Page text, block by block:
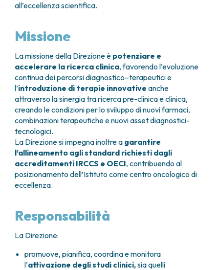
CONSULENZE
DIETETICA E NUTRIZIONE CLINICA
GENETICA MEDICA
PNEUMOLOGIA
PSICOLOGIA
TERAPIA DEL DOLORE E CURE PALLIATIVE
ALTRE CONSULENZE
RICERCA CLINICA
RICERCA CLINICA E INNOVAZIONE
UNITÀ CLINICA DI FASE I
CLINICAL RESEARCH UNIT (CRU)
all’eccellenza scientifica.
Missione
La missione della Direzione è potenziare e
accelerare la ricerca clinica, favorendo l’evoluzione
continua dei percorsi diagnostico–terapeutici e
l’introduzione di terapie innovative anche
attraverso la sinergia tra ricerca pre-clinica e clinica,
creando le condizioni per lo sviluppo di nuovi farmaci,
combinazioni terapeutiche e nuovi asset diagnostici-
tecnologici.
La Direzione si impegna inoltre a garantire
l’allineamento agli standard richiesti dagli
accreditamenti IRCCS e OECI, contribuendo al
posizionamento dell’Istituto come centro oncologico di
eccellenza.
Responsabilità
La Direzione:
promuove, pianifica, coordina e monitora
l’attivazione degli studi clinici,sia quelli